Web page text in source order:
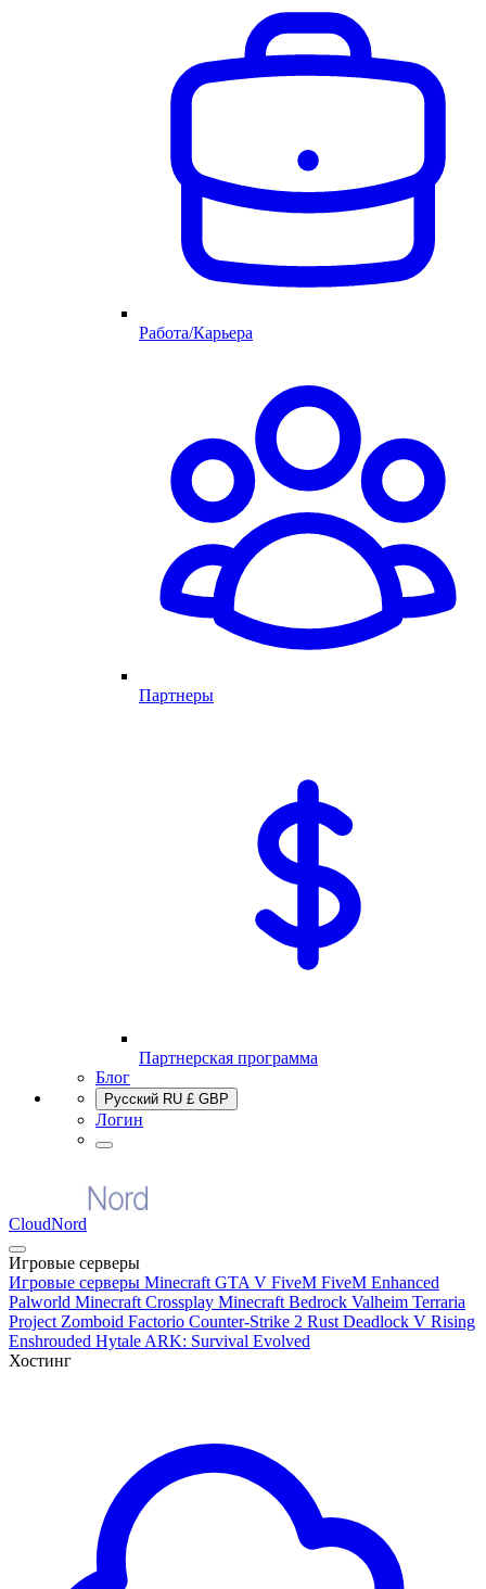
Работа/Карьера
Партнеры
Партнерская программа
Блог
Русский RU £ GBP
Логин
CloudNord
Игровые серверы
Игровые серверы Minecraft GTA V FiveM FiveM Enhanced
Palworld Minecraft Crossplay Minecraft Bedrock Valheim Terraria
Project Zomboid Factorio Counter-Strike 2 Rust Deadlock V Rising
Enshrouded Hytale ARK: Survival Evolved
Хостинг